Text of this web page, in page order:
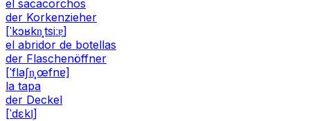
el sacacorchos
der Korkenzieher
[ˈkɔʁkn̩ˌtsiːɐ̯]
el abridor de botellas
der Flaschenöffner
[ˈflaʃn̩ˌœfnɐ]
la tapa
der Deckel
[ˈdɛkl̩]